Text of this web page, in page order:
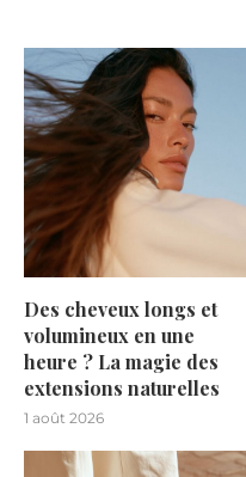
Des cheveux longs et
volumineux en une
heure ? La magie des
extensions naturelles
1 août 2026